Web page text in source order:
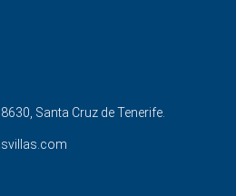
Santa Cruz de Tenerife.